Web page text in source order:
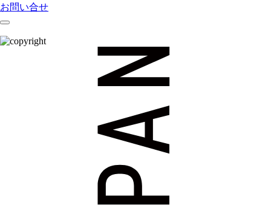
お問い合せ